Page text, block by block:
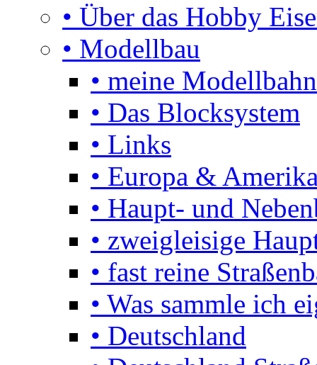
• Über das Hobby
• Modellbau
• meine
• Das Blocksystem
• Links
• Europa &
• Haupt- und
• zweigleisige
• fast reine
• Was sammle ich
• Deutschland